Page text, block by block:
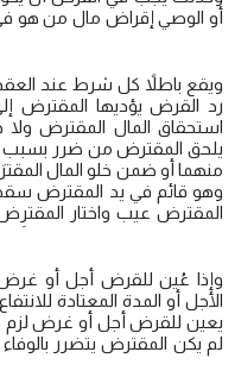
أو الوصي إقراض مال من هو في
ويقع باطلاً كل شرط عند
رد القرض يؤديها المقترض
استحقاق المال المقترض
يلحق المقترض من ضرر بسبب
منهما أو ضمن خلو المال
وهو قائم في يد المقترض سقط
المقترض عيب واختار المقترِض
وإذا عُين للقرض أجل أو غرض
الأجل أو المدة المعتادة
يعين للقرض أجل أو غرض لزم
لم يكن المقترض يتضرر